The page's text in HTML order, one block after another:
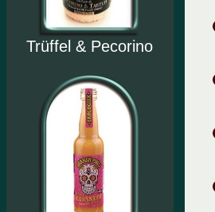
Trüffel & Pecorino